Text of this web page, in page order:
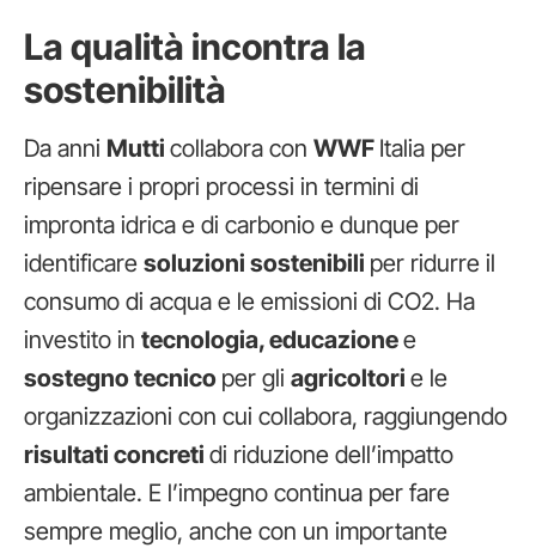
La qualità incontra la
sostenibilità
Da anni Mutti collabora con WWF Italia per
ripensare i propri processi in termini di
impronta idrica e di carbonio e dunque per
identificare soluzioni sostenibili per ridurre il
consumo di acqua e le emissioni di CO2. Ha
investito in tecnologia, educazionee
sostegno tecnico per gli agricoltori e le
organizzazioni con cui collabora, raggiungendo
risultati concreti di riduzione dell’impatto
ambientale. E l’impegno continua per fare
sempre meglio, anche con un importante